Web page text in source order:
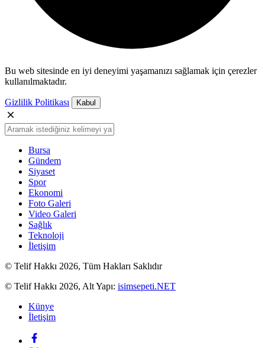
Bu web sitesinde en iyi deneyimi yaşamanızı sağlamak için çerezler
kullanılmaktadır.
Gizlilik Politikası Kabul
Bursa
Gündem
Siyaset
Spor
Ekonomi
Foto Galeri
Video Galeri
Sağlık
Teknoloji
İletişim
© Telif Hakkı 2026, Tüm Hakları Saklıdır
© Telif Hakkı 2026, Alt Yapı: isimsepeti.NET
Künye
İletişim